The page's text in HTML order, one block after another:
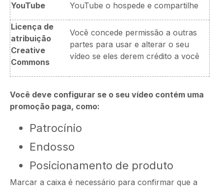
YouTube
YouTube o hospede e compartilhe
Licença de
atribuição
Creative
Commons
Você concede permissão a outras
partes para usar e alterar o seu
vídeo se eles derem crédito a você
Você deve configurar se o seu vídeo contém uma
promoção paga, como:
Patrocínio
Endosso
Posicionamento de produto
Marcar a caixa é necessário para confirmar que a